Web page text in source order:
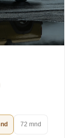
72 mnd